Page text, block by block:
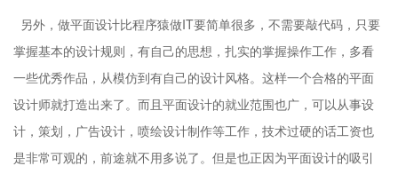
另外，做平面设计比程序猿做IT要简单很多，不需要敲代码，只要
掌握基本的设计规则，有自己的思想，扎实的掌握操作工作，多看
一些优秀作品，从模仿到有自己的设计风格。这样一个合格的平面
设计师就打造出来了。而且平面设计的就业范围也广，可以从事设
计，策划，广告设计，喷绘设计制作等工作，技术过硬的话工资也
是非常可观的，前途就不用多说了。但是也正因为平面设计的吸引